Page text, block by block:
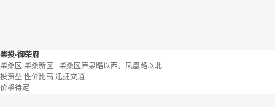
柴投·御荣府
柴桑区 柴桑新区 | 柴桑区庐泉路以西，凤凰路以北
投资型 性价比高 迅捷交通
价格待定